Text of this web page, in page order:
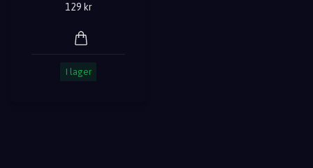
129 kr
I lager